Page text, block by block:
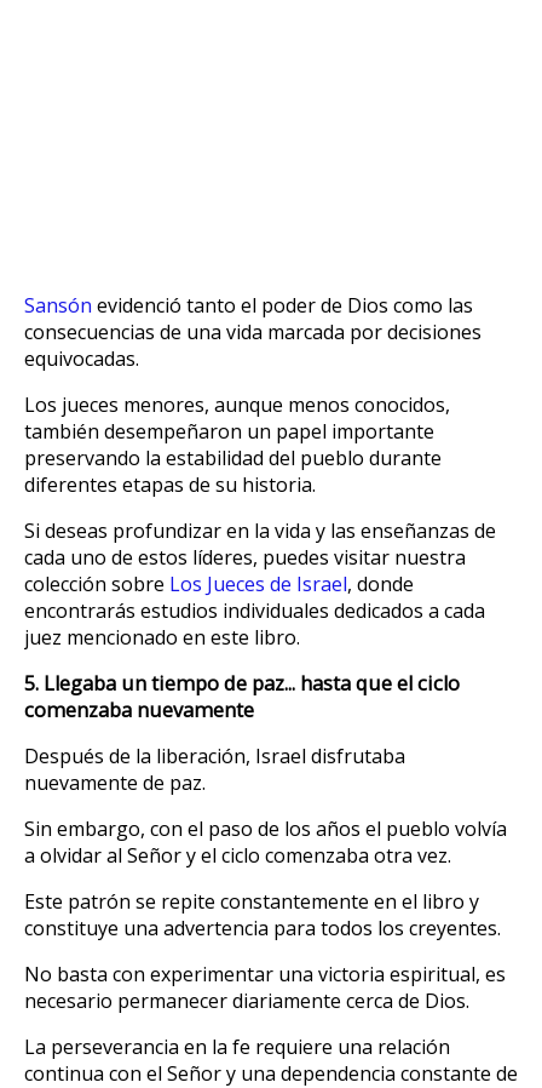
Sansón evidenció tanto el poder de Dios como las
consecuencias de una vida marcada por decisiones
equivocadas.
Los jueces menores, aunque menos conocidos,
también desempeñaron un papel importante
preservando la estabilidad del pueblo durante
diferentes etapas de su historia.
Si deseas profundizar en la vida y las enseñanzas de
cada uno de estos líderes, puedes visitar nuestra
colección sobre Los Jueces de Israel, donde
encontrarás estudios individuales dedicados a cada
juez mencionado en este libro.
5. Llegaba un tiempo de paz... hasta que el ciclo
comenzaba nuevamente
Después de la liberación, Israel disfrutaba
nuevamente de paz.
Sin embargo, con el paso de los años el pueblo volvía
a olvidar al Señor y el ciclo comenzaba otra vez.
Este patrón se repite constantemente en el libro y
constituye una advertencia para todos los creyentes.
No basta con experimentar una victoria espiritual, es
necesario permanecer diariamente cerca de Dios.
La perseverancia en la fe requiere una relación
continua con el Señor y una dependencia constante de